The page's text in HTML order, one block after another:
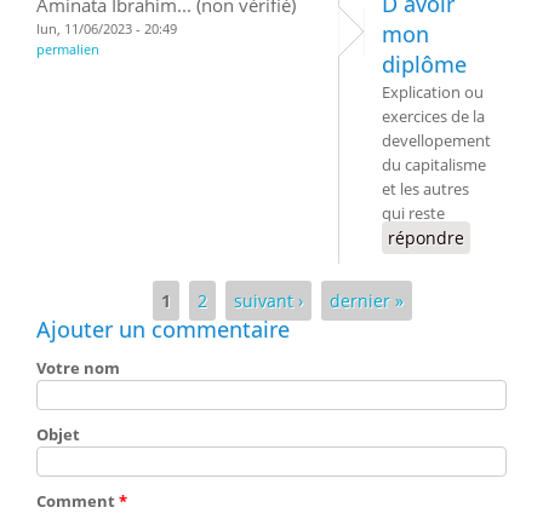
lun, 11/06/2023 - 20:49
permalien
mon
diplôme
Explication ou
exercices de la
devellopement
du capitalisme
et les autres
qui reste
répondre
1 2 suivant › dernier »
Ajouter un commentaire
Votre nom
Objet
Comment*